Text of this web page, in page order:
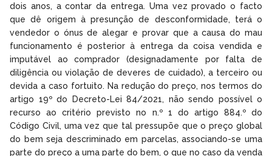
dois anos, a contar da entrega. Uma vez provado o facto
que dê origem à presunção de desconformidade, terá o
vendedor o ónus de alegar e provar que a causa do mau
funcionamento é posterior à entrega da coisa vendida e
imputável ao comprador (designadamente por falta de
diligência ou violação de deveres de cuidado), a terceiro ou
devida a caso fortuito. Na redução do preço, nos termos do
artigo 19º do Decreto-Lei 84/2021, não sendo possível o
recurso ao critério previsto no n.º 1 do artigo 884.º do
Código Civil, uma vez que tal pressupõe que o preço global
do bem seja descriminado em parcelas, associando-se uma
parte do preço a uma parte do bem, o que no caso da venda